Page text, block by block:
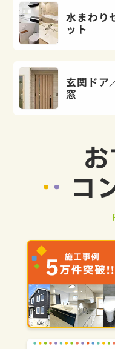
水まわり
ット
玄関ドア
窓
コ